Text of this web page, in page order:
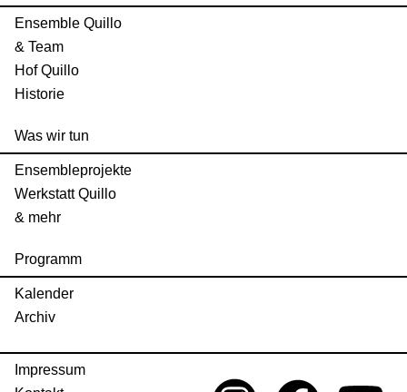
Ensemble Quillo
& Team
Hof Quillo
Historie
Was wir tun
Ensembleprojekte
Werkstatt Quillo
& mehr
Programm
Kalender
Archiv
Impressum